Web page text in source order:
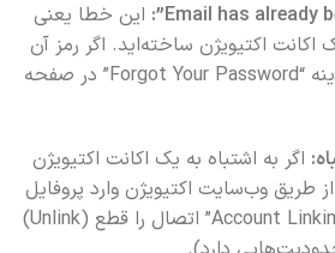
این خطا یعنی
اکانت اکتیویژن ساخته‌اید. اگر رمز آن
را فراموش کرده‌اید، از گزینه “Forgot Your Password” در صفحه
اگر به اشتباه به یک اکانت اکتیویژن
طریق وب‌سایت اکتیویژن وارد پروفایل
خود شده و در بخش “Account Linking” اتصال را قطع (Unlink)